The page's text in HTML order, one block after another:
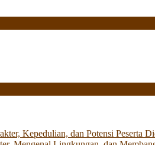
Kepedulian, dan Potensi Peserta